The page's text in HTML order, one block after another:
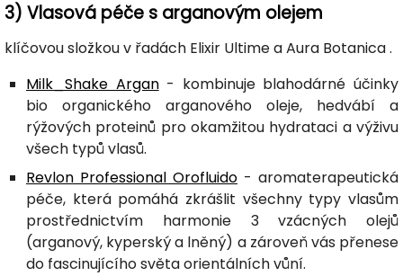
3) Vlasová péče s arganovým olejem
klíčovou složkou v řadách Elixir Ultime a Aura Botanica .
Milk_Shake Argan- kombinuje blahodárné účinky
bio organického arganového oleje, hedvábí a
rýžových proteinů pro okamžitou hydrataci a výživu
všech typů vlasů.
Revlon Professional Orofluido - aromaterapeutická
péče, která pomáhá zkrášlit všechny typy vlasům
prostřednictvím harmonie 3 vzácných olejů
(arganový, kyperský a lněný) a zároveň vás přenese
do fascinujícího světa orientálních vůní.